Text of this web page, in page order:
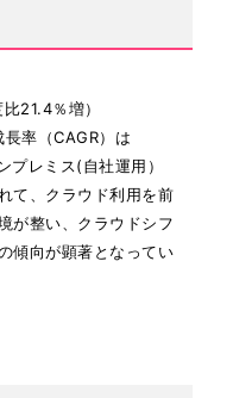
21.4％増）
率（CAGR）は
レミス(自社運用）
て、クラウド利用を前
が整い、クラウドシフ
傾向が顕著となってい